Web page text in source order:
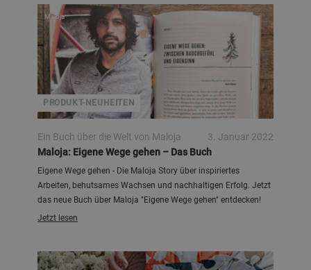
PRODUKT-NEUHEITEN
Maloja
Ein Buch über die Welt von Maloja
3. Januar 2022
Maloja: Eigene Wege gehen – Das Buch
Eigene Wege gehen - Die Maloja Story über inspiriertes
Arbeiten, behutsames Wachsen und nachhaltigen Erfolg. Jetzt
das neue Buch über Maloja "Eigene Wege gehen" entdecken!
Jetzt lesen